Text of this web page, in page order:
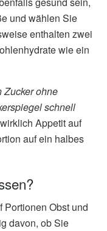
und wählen Sie
enthalten zwei
wie ein
Zucker ohne
schnell
Appetit auf
auf ein halbes
Portionen Obst und
davon, ob Sie